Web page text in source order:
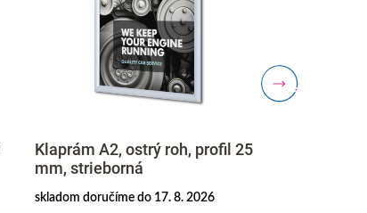
Klaprám A2, ostrý roh, profil 25
mm, strieborná
skladom doručíme do 17. 8. 2026